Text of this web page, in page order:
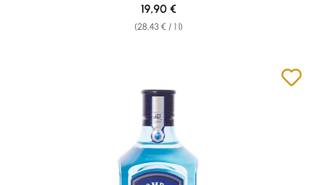
(28,43 € / 1 l)
Regular price:
19,90 €